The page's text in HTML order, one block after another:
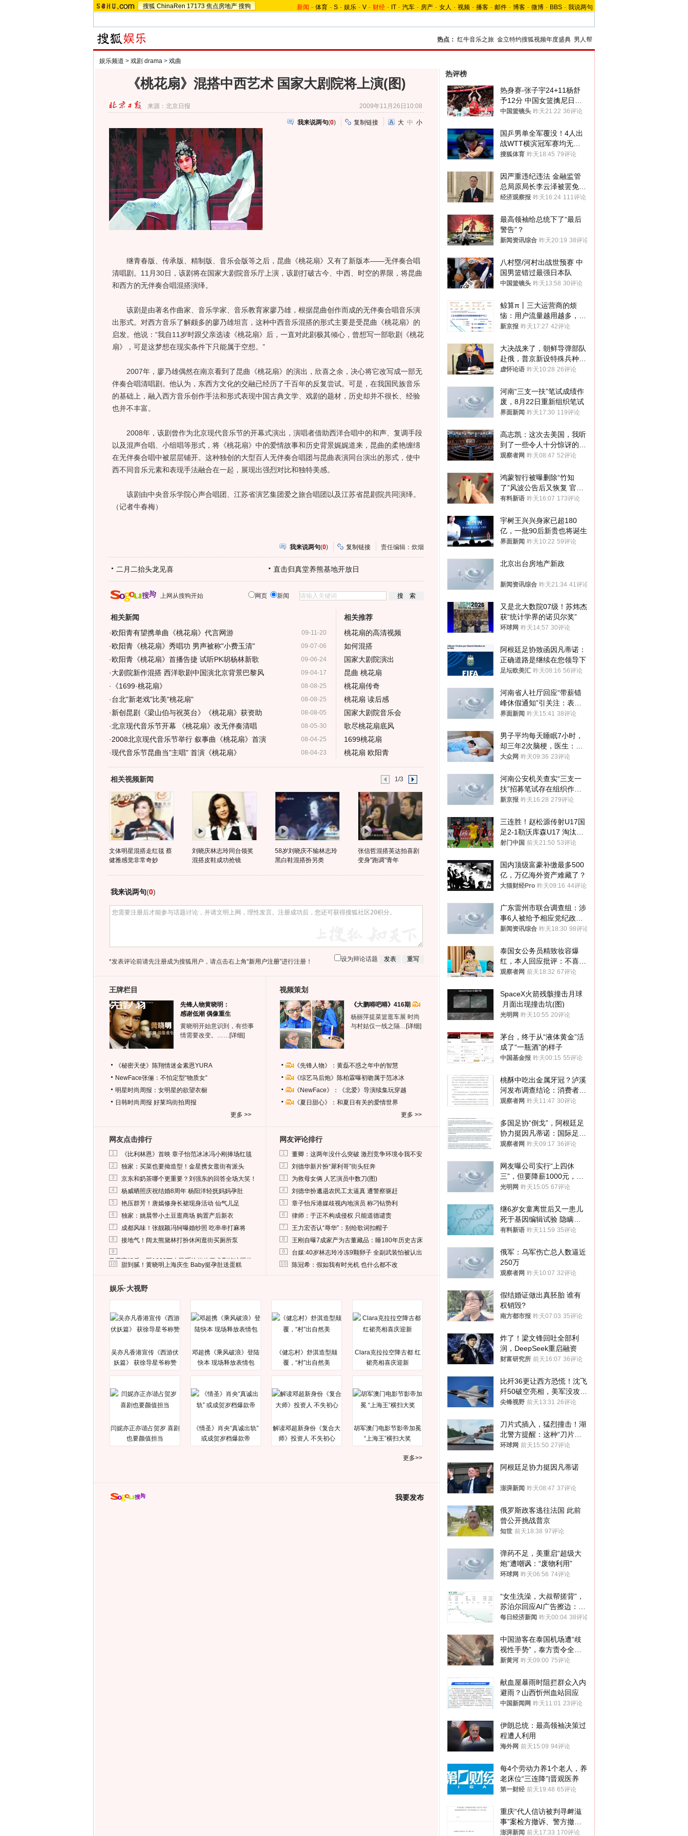
搜狐 ChinaRen 17173 焦点房地产 搜狗 新闻 - 体育 - S - 娱乐 - V - 财经 - IT - 汽车 - 房产 - 女人 - 视频 - 播客 - 邮件 - 博客 - 微博 - BBS - 我说两句
热点： 红牛音乐之旅 金立特约搜狐视频年度盛典 男人帮
娱乐频道 > 戏剧 drama > 戏曲
《桃花扇》混搭中西艺术 国家大剧院将上演(图)
来源：北京日报 2009年11月26日10:08
我来说两句(0) 复制链接 大 中 小
继青春版、传承版、精制版、音乐会版等之后，昆曲《桃花扇》又有了新版本——无伴奏合唱
清唱剧。11月30日，该剧将在国家大剧院音乐厅上演，该剧打破古今、中西、时空的界限，将昆曲
和西方的无伴奏合唱混搭演绎。
该剧是由著名作曲家、音乐学家、音乐教育家廖乃雄，根据昆曲创作而成的无伴奏合唱音乐演
出形式。对西方音乐了解颇多的廖乃雄坦言，这种中西音乐混搭的形式主要是受昆曲《桃花扇》的
启发。他说：“我自11岁时跟父亲选读《桃花扇》后，一直对此剧极其倾心，曾想写一部歌剧《桃花
扇》，可是这梦想在现实条件下只能属于空想。”
2007年，廖乃雄偶然在南京看到了昆曲《桃花扇》的演出，欣喜之余，决心将它改写成一部无
伴奏合唱清唱剧。他认为，东西方文化的交融已经历了千百年的反复尝试。可是，在我国民族音乐
的基础上，融入西方音乐创作手法和形式表现中国古典文学、戏剧的题材，历史却并不很长、经验
也并不丰富。
2008年，该剧曾作为北京现代音乐节的开幕式演出，演唱者借助西洋合唱中的和声、复调手段
以及混声合唱、小组唱等形式，将《桃花扇》中的爱情故事和历史背景娓娓道来，昆曲的柔艳缠绵
在无伴奏合唱中被层层铺开。这种独创的大型百人无伴奏合唱团与昆曲表演同台演出的形式，使中
西不同音乐元素和表现手法融合在一起，展现出强烈对比和独特美感。
该剧由中央音乐学院心声合唱团、江苏省演艺集团爱之旅合唱团以及江苏省昆剧院共同演绎。
（记者牛春梅）
我来说两句(0) 复制链接 责任编辑：炊烟
二月二抬头龙见喜 直击归真堂养熊基地开放日
上网从搜狗开始 网页 新闻
相关新闻
09-11-20
·欧阳青有望携单曲《桃花扇》代言网游
09-07-06
·欧阳青《桃花扇》秀唱功 男声被称"小费玉清"
09-06-24
·欧阳青《桃花扇》首播告捷 试听PK胡杨林新歌
09-04-17
·大剧院新作混搭 西洋歌剧中国演北京背景巴黎风
08-08-25
· 《1699·桃花扇》
08-08-25
·台北"新老戏"比美"桃花扇"
08-08-05
·新创昆剧《梁山伯与祝英台》《桃花扇》获资助
08-05-30
·北京现代音乐节开幕 《桃花扇》改无伴奏清唱
08-04-25
·2008北京现代音乐节举行 叙事曲《桃花扇》首演
08-04-23
·现代音乐节昆曲当"主唱" 首演《桃花扇》
相关推荐
桃花扇的高清视频
如何混搭
国家大剧院演出
昆曲 桃花扇
桃花扇传奇
桃花扇 读后感
国家大剧院音乐会
歌尽桃花扇底风
1699桃花扇
桃花扇 欧阳青
相关视频新闻 1/3
文体明星混搭走红毯 蔡
健雅感觉非常奇妙
刘晓庆林志玲同台领奖
混搭皮鞋成功抢镜
58岁刘晓庆不输林志玲
黑白鞋混搭扮另类
张信哲混搭英达拍喜剧
变身"跑调"青年
我来说两句(0)
*发表评论前请先注册成为搜狐用户，请点击右上角“新用户注册”进行注册！ 设为辩论话题
王牌栏目
先锋人物黄晓明：
感谢低潮 偶像重生
黄晓明开始意识到，有些事
情需要改变。…… [详细]
《秘密天使》陈翔情迷金素恩YURA
NewFace张俪：不怕定型“物质女”
明星时尚周报：女明星的欲望衣橱
日韩时尚周报 好莱坞街拍周报
更多 >>
视频策划
《大鹏嘚吧嘚》416期
杨丽萍提菜篮逛车展 时尚
与村姑仅一线之隔… [详细]
《先锋人物》：黄磊不惑之年中的智慧
《综艺马后炮》陈柏霖曝初吻属于范冰冰
《NewFace》：《北爱》导演续集玩穿越
《夏日甜心》：和夏日有关的爱情世界
更多 >>
网友点击排行
1 《比利林恩》首映 章子怡范冰冰冯小刚捧场红毯
2 独家：买菜也要拗造型！金星携女逛街有派头
3 京东和奶茶哪个更重要？刘强东的回答全场大笑！
4 杨威晒照庆祝结婚8周年 杨阳洋轻抚妈妈孕肚
5 艳压群芳！唐嫣修身长裙现身活动 仙气儿足
6 独家：姚晨带小土豆逛商场 购置产后新衣
7 成都风味！张靓颖冯轲曝婚纱照 吃串串打麻将
8 接地气！阔太熊黛林打扮休闲逛街买厕所泵
9
马蓉离婚后，砸1000万人民币给媒体要求删掉这照片
10 甜到腻！黄晓明上海庆生 Baby挺孕肚送蛋糕
网友评论排行
1 董卿：这两年没什么突破 激烈竞争环境令我不安
2 刘德华新片扮“犀利哥”街头狂奔
3 为救母女俩 人艺演员中数刀(图)
4 刘德华扮邋遢农民工太逼真 遭警察驱赶
5 章子怡斥港媒歧视内地演员 称刁钻势利
6 律师：于正不构成侵权 只能道德谴责
7 王力宏否认“辱华”：别给歌词扣帽子
8 王刚自曝7成家产为古董藏品：睡180年历史古床
9 台媒:40岁林志玲冷冻9颗卵子 全副武装怕被认出
10 陈冠希：假如我有时光机 也什么都不改
娱乐·大视野
吴亦凡香港宣传《西游伏
妖篇》 获徐导星爷称赞
邓超携《乘风破浪》登陆
快本 现场释放表情包
《健忘村》舒淇造型颠
覆，“村”出自然美
Clara克拉拉空降古都 红
裙亮相喜庆迎新
闫妮亦正亦谐占贺岁 喜剧
也要颜值担当
《情圣》肖央“真诚出轨”
或成贺岁档爆款帝
解读邓超新身份《复合大
师》投资人 不失初心
胡军澳门电影节影帝加冕
“上海王”横扫大奖
更多>>
我要发布
热评榜
热身赛-张子宇24+11杨舒
予12分 中国女篮擒尼日利
亚
中国篮镜头 昨天21:22 36评论
国乒男单全军覆没！4人出
战WTT横滨冠军赛均无缘
八强
搜狐体育 昨天18:45 79评论
因严重违纪违法 金融监管
总局原局长李云泽被罢免全
国人大代表
经济观察报 昨天16:24 111评论
最高领袖给总统下了“最后
警告”？
新闻资讯综合 昨天20:19 38评论
八村塁/河村出战世预赛 中
国男篮错过最强日本队
中国篮镜头 昨天13:58 30评论
鲸算π丨三大运营商的烦
恼：用户流量越用越多，收
入却越来越少
新京报 昨天17:27 42评论
大决战来了，朝鲜导弹部队
赴俄，普京新设特殊兵种，
76岁老将扛旗
虚怀论语 昨天10:28 26评论
河南“三支一扶”笔试成绩作
废，8月22日重新组织笔试
界面新闻 昨天17:30 119评论
高志凯：这次去美国，我听
到了一些令人十分惊讶的消
息
观察者网 昨天08:47 52评论
鸿蒙智行被曝删除“竹知
了”风波公告后又恢复 官媒
曾力挺：劝华为要大度的，
有料新语 昨天16:07 173评论
宇树王兴兴身家已超180
亿，一批90后新贵也将诞生
界面新闻 昨天10:22 59评论
北京出台房地产新政
新闻资讯综合 昨天21:34 41评论
又是北大数院07级！苏炜杰
获“统计学界的诺贝尔奖”
环球网 昨天14:57 30评论
阿根廷足协致函因凡蒂诺：
正确道路是继续在您领导下
足坛欧美汇 昨天08:16 56评论
河南省人社厅回应“带薪错
峰休假通知”引关注：表述
不够准确，待修改后印发
界面新闻 昨天15:41 38评论
男子平均每天睡眠7小时，
却三年2次脑梗，医生：这
样睡觉更伤身
大众网 昨天09:36 23评论
河南公安机关查实“三支一
扶”招募笔试存在组织作弊
犯罪行为
新京报 昨天16:28 279评论
三连胜！赵松源传射U17国
足2-1勒沃库森U17 淘汰赛
将战河床
射门中国 前天21:50 53评论
国内顶级富豪补缴最多500
亿，万亿海外资产难藏了？
大猫财经Pro 昨天09:16 44评论
广东雷州市联合调查组：涉
事6人被给予相应党纪政务
处分和组织处理
新闻资讯综合 昨天18:30 98评论
泰国女公务员精致妆容爆
红，本人回应批评：不喜欢
就别看
观察者网 前天18:32 67评论
SpaceX火箭残骸撞击月球
月面出现撞击坑(图)
光明网 昨天10:55 20评论
茅台，终于从“液体黄金”活
成了“一瓶酒”的样子
中国基金报 昨天00:15 55评论
桃酥中吃出金属牙冠？泸溪
河发布调查结论：消费者已
澄清，所发视频情况不属实
观察者网 昨天11:47 30评论
多国足协“倒戈”，阿根廷足
协力挺因凡蒂诺：国际足联
今后应继续在其领导下前行
观察者网 昨天09:17 36评论
网友曝公司实行“上四休
三”，但要降薪1000元，不
接受只能辞职
光明网 昨天15:05 67评论
继6岁女童离世后又一患儿
死于基因编辑试验 隐瞒一
年才对外披露
有料新语 昨天11:59 35评论
俄军：乌军伤亡总人数逼近
250万
观察者网 昨天10:07 32评论
假结婚证做出真胚胎 谁有
权销毁?
南方都市报 昨天07:03 35评论
炸了！梁文锋回吐全部利
润，DeepSeek重启融资
财富研究所 前天16:07 36评论
比歼36更让西方恐慌！沈飞
歼50破空亮相，美军没攻克
的技术被拿下
尖锋视野 前天13:31 26评论
刀片式插入，猛烈撞击！湖
北警方提醒：这种“刀片超
车”，太危险了
环球网 前天15:50 27评论
阿根廷足协力挺因凡蒂诺
澎湃新闻 昨天08:47 37评论
俄罗斯政客逃往法国 此前
曾公开挑战普京
知世 前天18:38 97评论
弹药不足，美重启“超级大
炮”遭嘲讽：“废物利用”
环球网 昨天06:56 74评论
“女生洗澡，大叔帮搓背”，
苏泊尔回应AI广告擦边：视
频全下架，已强化内容管理
每日经济新闻 昨天00:04 38评论
中国游客在泰国机场遭“歧
视性手势”，泰方责令全面
调查，对责任人采取最严厉
新黄河 昨天09:00 75评论
献血屋暴雨时阻拦群众入内
避雨？山西忻州血站回应
中国新闻网 昨天11:01 23评论
伊朗总统：最高领袖决策过
程遭人利用
海外网 前天15:09 94评论
每4个劳动力养1个老人，养
老床位“三连降”|晋观医养
第一财经 前天19:48 65评论
重庆“代人信访被判寻衅滋
事”案检方撤诉、警方撤
案，两被告人获国赔
澎湃新闻 前天17:33 170评论